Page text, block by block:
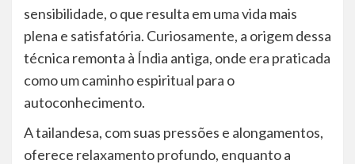
sensibilidade, o que resulta em uma vida mais
plena e satisfatória. Curiosamente, a origem dessa
técnica remonta à Índia antiga, onde era praticada
como um caminho espiritual para o
autoconhecimento.
A tailandesa, com suas pressões e alongamentos,
oferece relaxamento profundo, enquanto a